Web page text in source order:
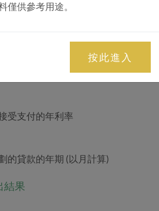
僅供參考用途。
按此進入
費用
劃還款金額佔項目平均收入的百分比
受支付的年利率
的貸款的年期 (以月計算)
結果